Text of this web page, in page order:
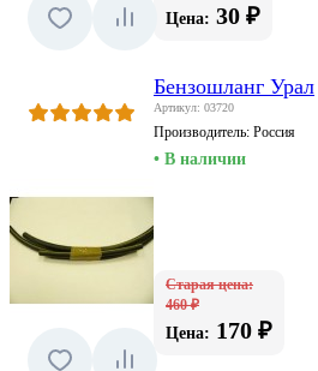
Цена: 30 ₽
Бензошланг Урал
Артикул: 03720
Производитель: Россия
• В наличии
Старая цена:
460 ₽
Цена: 170 ₽